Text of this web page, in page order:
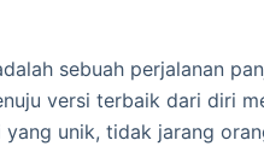
sebuah perjalanan
versi terbaik dari diri
unik, tidak jarang